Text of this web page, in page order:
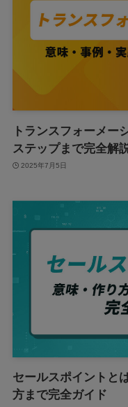
トランスフォーメー
ステップまで完全解
2025年7月5日
セールスポイントと
方まで完全ガイド